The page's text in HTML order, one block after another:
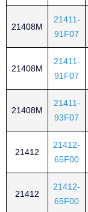
21408M
21411-
91F07
21408M
21411-
91F07
21408M
21411-
93F07
21412
21412-
65F00
21412
21412-
65F00